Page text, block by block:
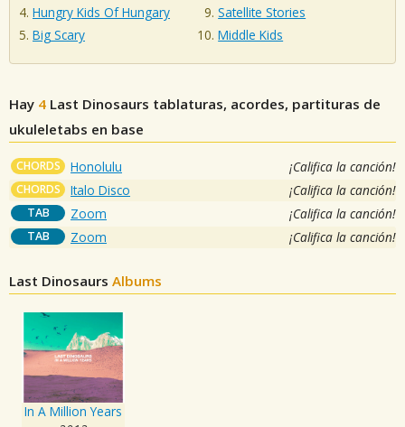
Hungry Kids Of Hungary
Big Scary
Satellite Stories
Middle Kids
Hay 4 Last Dinosaurs tablaturas, acordes, partituras de
ukuleletabs en base
CHORDS Honolulu ¡Califica la canción!
CHORDS Italo Disco ¡Califica la canción!
TAB Zoom ¡Califica la canción!
TAB Zoom ¡Califica la canción!
Last Dinosaurs Albums
In A Million Years